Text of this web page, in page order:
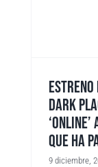
DARK
QUE HA
9 diciembre,